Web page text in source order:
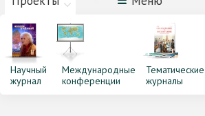
Научный
журнал
Международные
конференции
Тематические
журналы